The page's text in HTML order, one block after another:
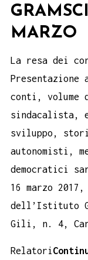
MARZO
La resa dei
Presentazione
conti, volume
sindacalista,
sviluppo,
autonomisti,
democratici
16 marzo
dell’Istituto
Gili, n. 4,
Relatori